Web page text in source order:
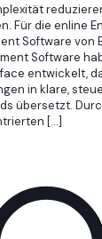
Für die enline
Software von
Software
entwickelt,
in klare,
übersetzt.
[…]